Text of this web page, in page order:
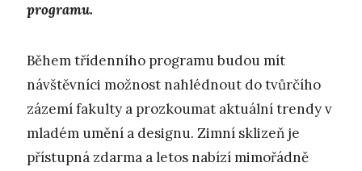
programu.
Během třídenního programu budou mít
návštěvníci možnost nahlédnout do tvůrčího
zázemí fakulty a prozkoumat aktuální trendy v
mladém umění a designu. Zimní sklizeň je
přístupná zdarma a letos nabízí mimořádně